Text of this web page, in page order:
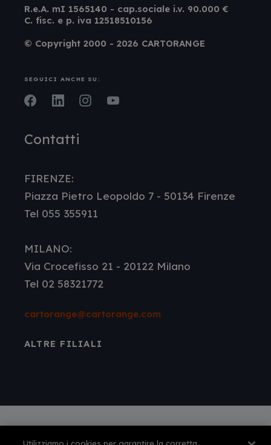
R.e.A. mI 1565140 - cap.sociale i.v. 90.000 €
C. fisc. e p. iva 12518510156
© Copyright 2000 - 2026 CARTORANGE
SEGUICI ANCHE SU:
Facebook
LinkedInInstagram
Contatti
FIRENZE:
Piazza Pietro Leopoldo 7 - 50134 Firenze
Tel 055 355911
MILANO:
Via Crocefisso 21 - 20122 Milano
Tel 02 58321772
cartorange@cartorange.com
ALTRE FILIALI